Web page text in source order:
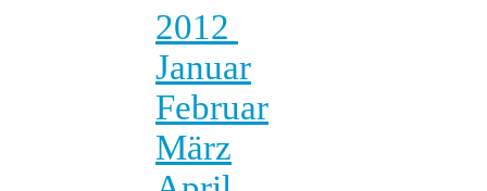
2012
Januar
Februar
März